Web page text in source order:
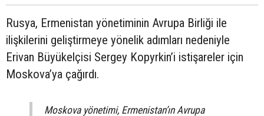
Rusya, Ermenistan yönetiminin Avrupa Birliği ile
ilişkilerini geliştirmeye yönelik adımları nedeniyle
Erivan Büyükelçisi Sergey Kopyrkin’i istişareler için
Moskova’ya çağırdı.
Moskova yönetimi, Ermenistan’ın Avrupa